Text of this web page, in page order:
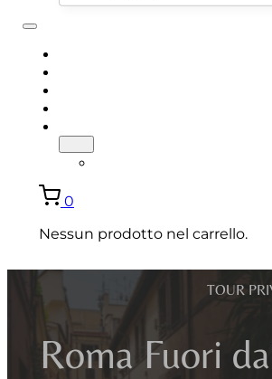
0
Nessun prodotto nel carrello.
TOUR
Roma Fuori